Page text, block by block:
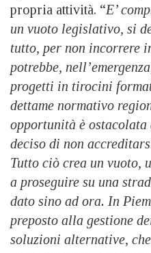
propria attività. “E’
un vuoto legislativo, si
tutto, per non incorrere
potrebbe,
progetti in tirocini
dettame normativo
opportunità è
deciso di non
Tutto ciò crea un vuoto,
a proseguire su una
dato sino ad ora. In
preposto alla gestione
soluzioni alternative,